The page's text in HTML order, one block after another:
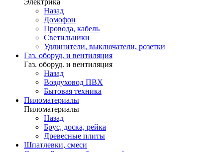
Электрика
Назад
Домофон
Провода, кабель
Светильники
Удлинители, выключатели, розетки
Газ. оборуд. и вентиляция
Газ. оборуд. и вентиляция
Назад
Воздуховод ПВХ
Бытовая техника
Пиломатериалы
Пиломатериалы
Назад
Брус, доска, рейка
Древесные плиты
Шпатлевки, смеси